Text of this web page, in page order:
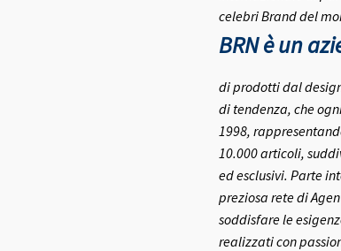
celebri Brand del
BRN è un
di prodotti dal
di tendenza, che
1998,
10.000 articoli,
ed esclusivi. Parte
preziosa rete di
soddisfare le
realizzati con